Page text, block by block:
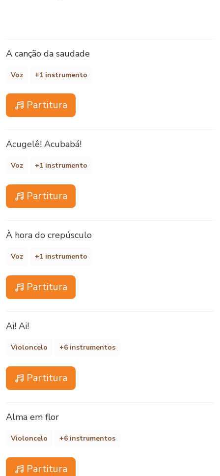
A canção da saudade
Voz +1 instrumento
Partitura
Acugelê! Acubabá!
Voz +1 instrumento
Partitura
À hora do crepúsculo
Voz +1 instrumento
Partitura
Ai! Ai!
Violoncelo +6 instrumentos
Partitura
Alma em flor
Violoncelo +6 instrumentos
Partitura